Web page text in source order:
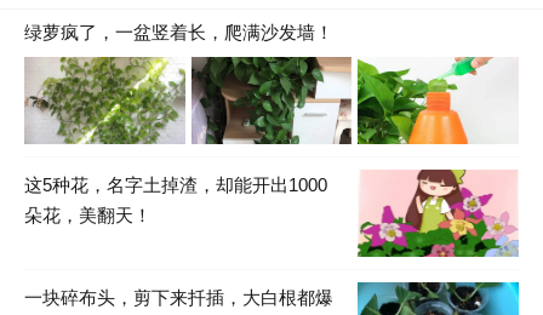
绿萝疯了，一盆竖着长，爬满沙发墙！
这5种花，名字土掉渣，却能开出1000
朵花，美翻天！
一块碎布头，剪下来扦插，大白根都爆